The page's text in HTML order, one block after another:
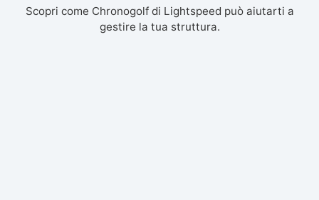
Scopri come Chronogolf di Lightspeed può aiutarti a
gestire la tua struttura.